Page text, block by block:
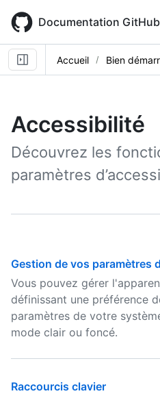
main
content
Documentation GitHub
Accueil Bien
Accessibilité
Découvrez les
paramètres
Gestion de vos paramètres
Vous pouvez gérer
définissant une préférence
paramètres de votre
mode clair ou foncé.
Raccourcis clavier